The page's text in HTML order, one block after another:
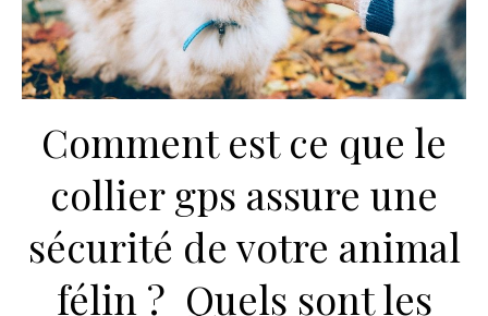
Comment est ce que le
collier gps assure une
sécurité de votre animal
félin ? Quels sont les